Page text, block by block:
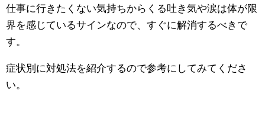
仕事に行きたくない気持ちからくる吐き気や涙は体が限
界を感じているサインなので、すぐに解消するべきで
す。
症状別に対処法を紹介するので参考にしてみてくださ
い。